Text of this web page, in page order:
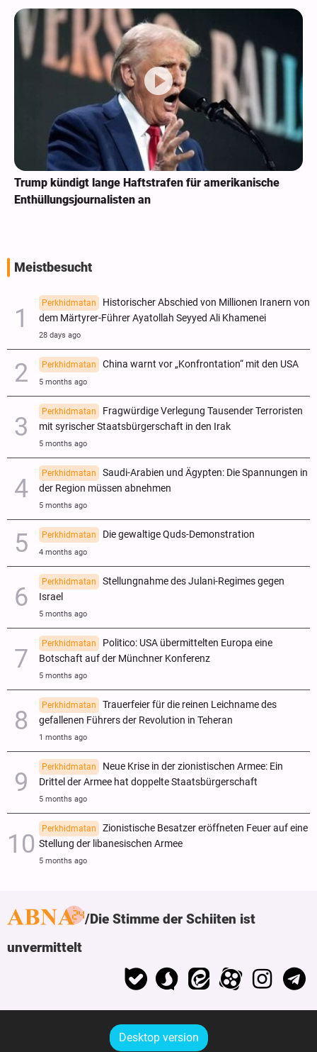
Trump kündigt lange Haftstrafen für amerikanische
Enthüllungsjournalisten an
Meistbesucht
Perkhidmatan
Historischer Abschied von Millionen Iranern von
dem Märtyrer-Führer Ayatollah Seyyed Ali Khamenei
28 days ago
Perkhidmatan China warnt vor „Konfrontation“ mit den USA
5 months ago
Perkhidmatan
Fragwürdige Verlegung Tausender Terroristen
mit syrischer Staatsbürgerschaft in den Irak
5 months ago
Perkhidmatan
Saudi-Arabien und Ägypten: Die Spannungen in
der Region müssen abnehmen
5 months ago
Perkhidmatan Die gewaltige Quds-Demonstration
4 months ago
Perkhidmatan
Stellungnahme des Julani-Regimes gegen
Israel
5 months ago
Perkhidmatan
Politico: USA übermittelten Europa eine
Botschaft auf der Münchner Konferenz
5 months ago
Perkhidmatan
Trauerfeier für die reinen Leichname des
gefallenen Führers der Revolution in Teheran
1 months ago
Perkhidmatan
Neue Krise in der zionistischen Armee: Ein
Drittel der Armee hat doppelte Staatsbürgerschaft
5 months ago
Perkhidmatan
Zionistische Besatzer eröffneten Feuer auf eine
Stellung der libanesischen Armee
5 months ago
Die Stimme der Schiiten ist
unvermittelt
Desktop version